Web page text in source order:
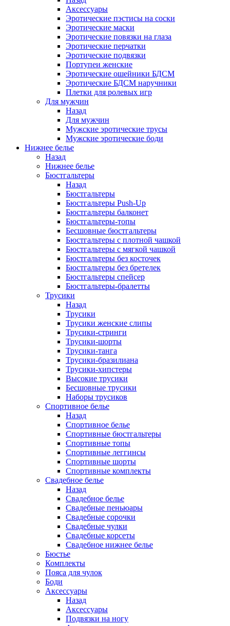
Аксессуары
Эротические пэстисы на соски
Эротические маски
Эротические повязки на глаза
Эротические перчатки
Эротические подвязки
Портупеи женские
Эротические ошейники БДСМ
Эротические БДСМ наручники
Плетки для ролевых игр
Для мужчин
Назад
Для мужчин
Мужские эротические трусы
Мужские эротические боди
Нижнее белье
Назад
Нижнее белье
Бюстгальтеры
Назад
Бюстгальтеры
Бюстгальтеры Push-Up
Бюстгальтеры балконет
Бюстгальтеры-топы
Бесшовные бюстгальтеры
Бюстгальтеры с плотной чашкой
Бюстгальтеры с мягкой чашкой
Бюстгальтеры без косточек
Бюстгальтеры без бретелек
Бюстгальтеры спейсер
Бюстгальтеры-бралетты
Трусики
Назад
Трусики
Трусики женские слипы
Трусики-стринги
Трусики-шорты
Трусики-танга
Трусики-бразилиана
Трусики-хипстеры
Высокие трусики
Бесшовные трусики
Наборы трусиков
Спортивное белье
Назад
Спортивное белье
Спортивные бюстгальтеры
Спортивные топы
Спортивные леггинсы
Спортивные шорты
Спортивные комплекты
Свадебное белье
Назад
Свадебное белье
Свадебные пеньюары
Свадебные сорочки
Свадебные чулки
Свадебные корсеты
Свадебное нижнее белье
Бюстье
Комплекты
Пояса для чулок
Боди
Аксессуары
Назад
Аксессуары
Подвязки на ногу